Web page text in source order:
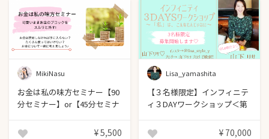
MikiNasu
お金は私の味方セミナー【90
分セミナー】or【45分セミナ
¥ 5,500
Lisa_yamashita
【３名様限定】インフィニテ
ィ３DAYワークショップ＜第
¥ 70,000